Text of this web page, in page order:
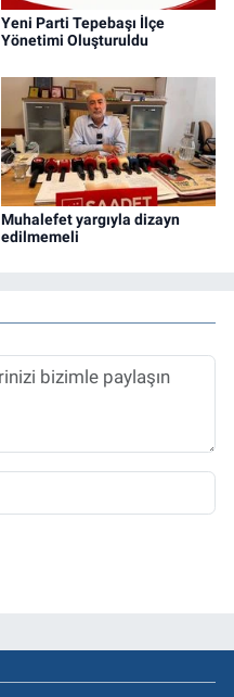
Yeni Parti Tepebaşı İlçe
Yönetimi Oluşturuldu
Muhalefet yargıyla dizayn
edilmemeli